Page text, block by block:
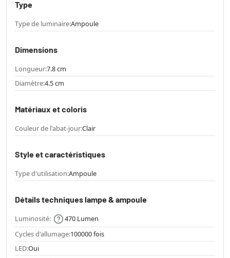
Type
Type de luminaire:Ampoule
Dimensions
Longueur:7.8 cm
Diamètre:4.5 cm
Matériaux et coloris
Couleur de l'abat-jour:Clair
Style et caractéristiques
Type d'utilisation:Ampoule
Détails techniques lampe & ampoule
Luminosité:
470 Lumen
Cycles d'allumage:100000 fois
LED:Oui